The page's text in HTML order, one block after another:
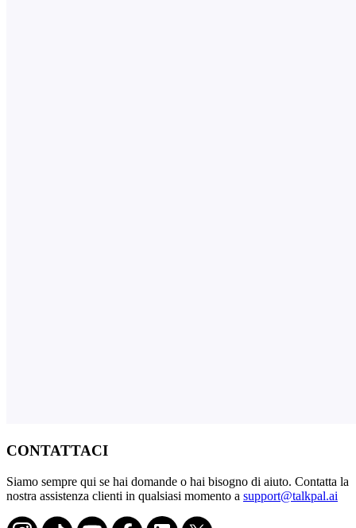
CONTATTACI
Siamo sempre qui se hai domande o hai bisogno di aiuto. Contatta la
nostra assistenza clienti in qualsiasi momento a support@talkpal.ai